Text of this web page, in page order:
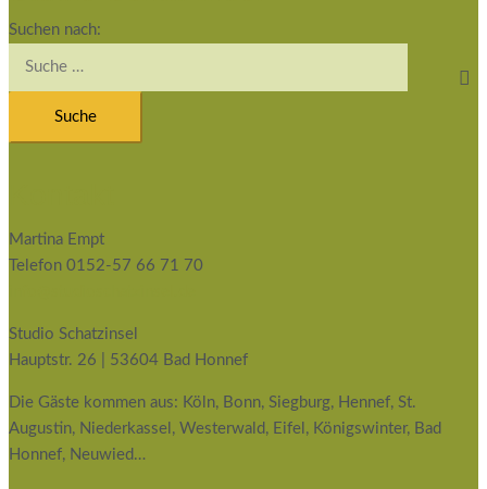
Suchen nach:
Martina Empt
Telefon 0152-57 66 71 70
Studio Schatzinsel
Hauptstr. 26 | 53604 Bad Honnef
Die Gäste kommen aus: Köln, Bonn, Siegburg, Hennef, St.
Augustin, Niederkassel, Westerwald, Eifel, Königswinter, Bad
Honnef, Neuwied…